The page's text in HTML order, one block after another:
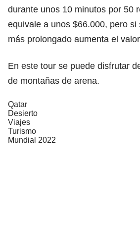
durante unos 10 minutos por 50
equivale a unos $66.000, pero si
más prolongado aumenta el
En este tour se puede disfrutar
de montañas de arena.
Qatar
Desierto
Viajes
Turismo
Mundial 2022